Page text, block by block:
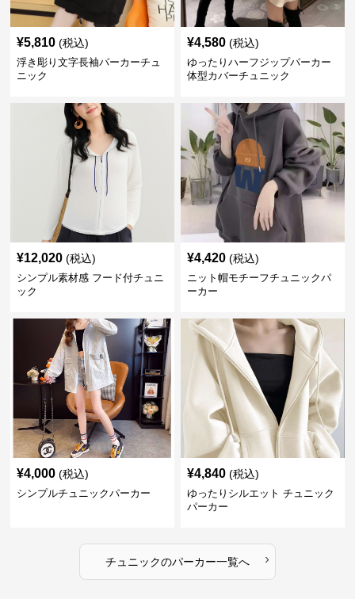
¥5,810 (税込)
浮き彫り文字長袖パーカーチュ
ニック
¥4,580 (税込)
ゆったりハーフジップパーカー
体型カバーチュニック
¥12,020 (税込)
シンプル素材感 フード付チュニ
ック
¥4,420 (税込)
ニット帽モチーフチュニックパ
ーカー
¥4,000 (税込)
シンプルチュニックパーカー
¥4,840 (税込)
ゆったりシルエット チュニック
パーカー
チュニックのパーカー一覧へ ›